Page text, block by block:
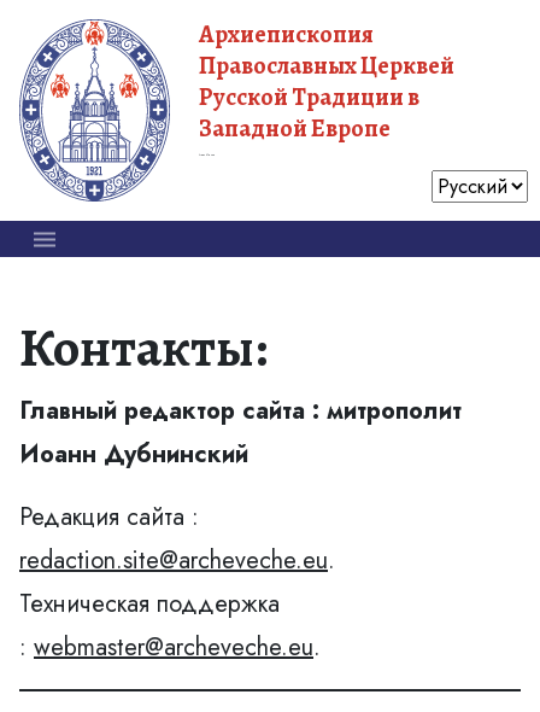
Архиепископия
Православных Церквей
Русской Традиции в
Западной Европе
Контакты:
Главный редактор сайта : митрополит
Иоанн Дубнинский
Редакция сайта :
redaction.site@archeveche.eu.
Техническая поддержка
: webmaster@archeveche.eu.